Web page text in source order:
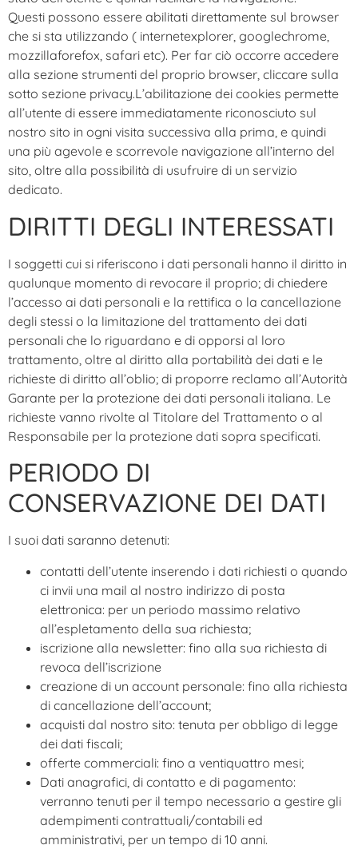
Questi possono essere abilitati direttamente sul browser
che si sta utilizzando ( internetexplorer, googlechrome,
mozzillaforefox, safari etc). Per far ciò occorre accedere
alla sezione strumenti del proprio browser, cliccare sulla
sotto sezione privacy.L’abilitazione dei cookies permette
all’utente di essere immediatamente riconosciuto sul
nostro sito in ogni visita successiva alla prima, e quindi
una più agevole e scorrevole navigazione all’interno del
sito, oltre alla possibilità di usufruire di un servizio
dedicato.
DIRITTI DEGLI INTERESSATI
I soggetti cui si riferiscono i dati personali hanno il diritto in
qualunque momento di revocare il proprio; di chiedere
l’accesso ai dati personali e la rettifica o la cancellazione
degli stessi o la limitazione del trattamento dei dati
personali che lo riguardano e di opporsi al loro
trattamento, oltre al diritto alla portabilità dei dati e le
richieste di diritto all’oblio; di proporre reclamo all’Autorità
Garante per la protezione dei dati personali italiana. Le
richieste vanno rivolte al Titolare del Trattamento o al
Responsabile per la protezione dati sopra specificati.
PERIODO DI
CONSERVAZIONE DEI DATI
I suoi dati saranno detenuti:
contatti dell’utente inserendo i dati richiesti o quando
ci invii una mail al nostro indirizzo di posta
elettronica: per un periodo massimo relativo
all’espletamento della sua richiesta;
iscrizione alla newsletter: fino alla sua richiesta di
revoca dell’iscrizione
creazione di un account personale: fino alla richiesta
di cancellazione dell’account;
acquisti dal nostro sito: tenuta per obbligo di legge
dei dati fiscali;
offerte commerciali: fino a ventiquattro mesi;
Dati anagrafici, di contatto e di pagamento:
verranno tenuti per il tempo necessario a gestire gli
adempimenti contrattuali/contabili ed
amministrativi, per un tempo di 10 anni.